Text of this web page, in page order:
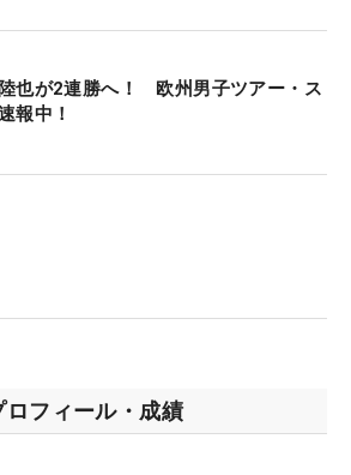
也が2連勝へ！ 欧州男子ツアー・ス
報中！
ロフィール・成績